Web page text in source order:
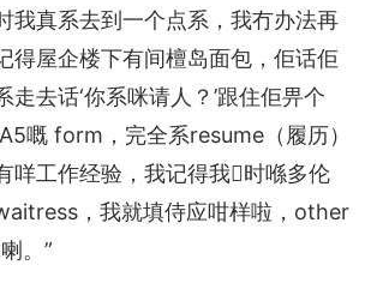
我真系去到一个点系，我冇办法再
得屋企楼下有间檀岛面包，佢话佢
走去话‘你系咪请人？’跟住佢畀个
嘅 form，完全系resume（履历）
咩工作经验，我记得我𠮶时喺多伦
，我就填侍应咁样啦，other
。”